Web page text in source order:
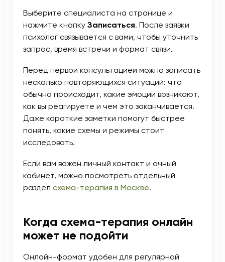
Выберите специалиста на странице и
нажмите кнопку Записаться. После заявки
психолог связывается с вами, чтобы уточнить
запрос, время встречи и формат связи.
Перед первой консультацией можно записать
несколько повторяющихся ситуаций: что
обычно происходит, какие эмоции возникают,
как вы реагируете и чем это заканчивается.
Даже короткие заметки помогут быстрее
понять, какие схемы и режимы стоит
исследовать.
Если вам важен личный контакт и очный
кабинет, можно посмотреть отдельный
раздел схема-терапия в Москве.
Когда схема-терапия онлайн
может не подойти
Онлайн-формат удобен для регулярной